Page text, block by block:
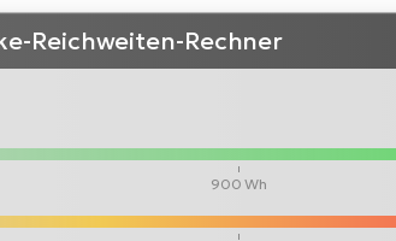
Reichweiten-Rechner
900 Wh